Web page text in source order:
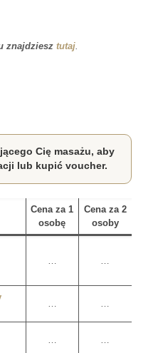
Cię masażu, aby
lub kupić voucher.
Cena za 1
osobę
Cena za 2
osoby
… …
… …
… …
znajdziesz tutaj.